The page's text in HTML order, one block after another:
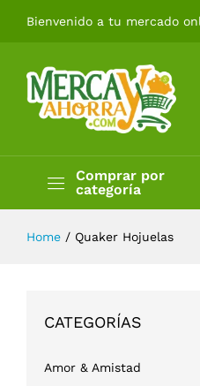
Bienvenido a tu mercado
Comprar por
categoría
Dulces
Home / Quaker Hojuelas
CATEGORÍAS
Amor & Amistad